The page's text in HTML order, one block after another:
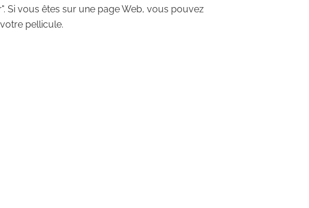
Si vous êtes sur une page Web, vous pouvez
pellicule.